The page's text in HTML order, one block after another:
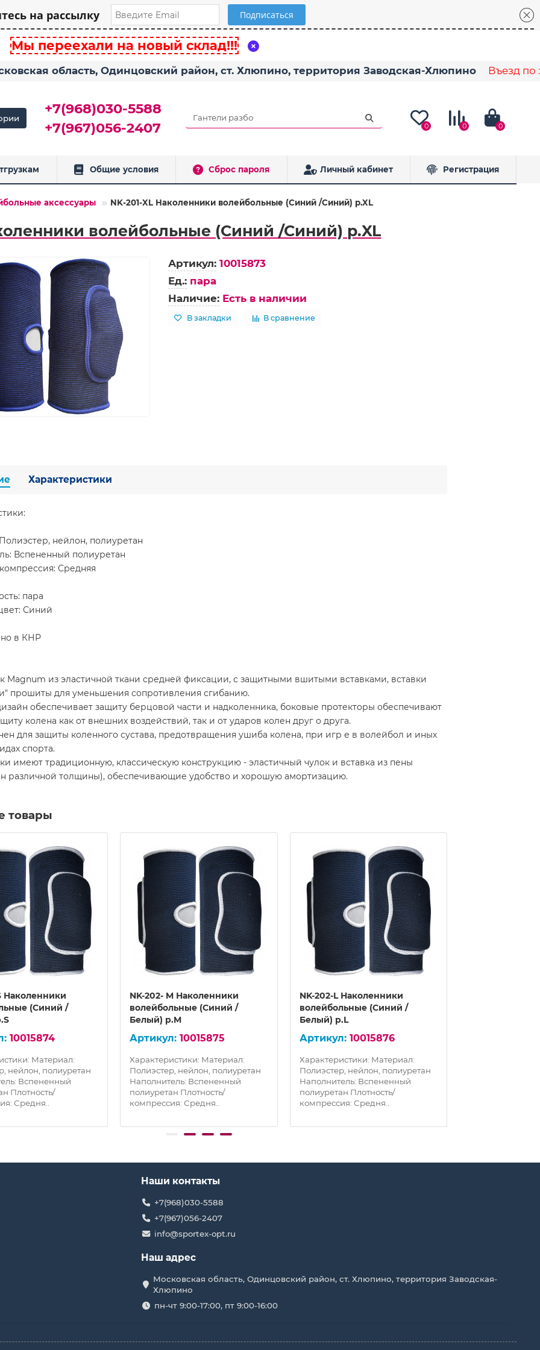
на рассылку
Мы переехали на новый склад!!!
область, Одинцовский район, ст. Хлюпино, территория Заводская-Хлюпино Въезд по
+7(968)030-5588
+7(967)056-2407
0 0 0
Общие условия Сброс пароля Личный кабинет Регистрация
аксессуары NK-201-XL Наколенники волейбольные (Синий /Синий) р.XL
волейбольные (Синий /Синий) р.XL
Артикул: 10015873
Ед.: пара
Наличие: Есть в наличии
В закладки В сравнение
Характеристики
нейлон, полиуретан
Вспененный полиуретан
Средняя
пара
Синий
в КНР
Magnum из эластичной ткани средней фиксации, с защитными вшитыми вставками, вставки
прошиты для уменьшения сопротивления сгибанию.
обеспечивает защиту берцовой части и надколенника, боковые протекторы обеспечивают
колена как от внешних воздействий, так и от ударов колен друг о друга.
для защиты коленного сустава, предотвращения ушиба колена, при игр е в волейбол и иных
спорта.
имеют традиционную, классическую конструкцию - эластичный чулок и вставка из пены
различной толщины), обеспечивающие удобство и хорошую амортизацию.
товары
Наколенники
(Синий /
10015874
Материал:
нейлон, полиуретан
Вспененный
Плотность/
Средня..
NK-202- M Наколенники
волейбольные (Синий /
Белый) р.M
10015875
Характеристики: Материал:
Полиэстер, нейлон, полиуретан
Наполнитель: Вспененный
полиуретан Плотность/
компрессия: Средня..
NK-202-L Наколенники
волейбольные (Синий /
Белый) р.L
10015876
Характеристики: Материал:
Полиэстер, нейлон, полиуретан
Наполнитель: Вспененный
полиуретан Плотность/
компрессия: Средня..
Наши контакты
+7(968)030-5588
+7(967)056-2407
info@sportex-opt.ru
Наш адрес
Московская область, Одинцовский район, ст. Хлюпино, территория Заводская-
Хлюпино
пн-чт 9:00-17:00, пт 9:00-16:00